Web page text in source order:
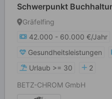
Schwerpunkt
Gräfelfing
42.000 - 60.000 €/Jahr
Gesundheitsleistungen
Urlaub >= 30
2
BETZ-CHROM GmbH